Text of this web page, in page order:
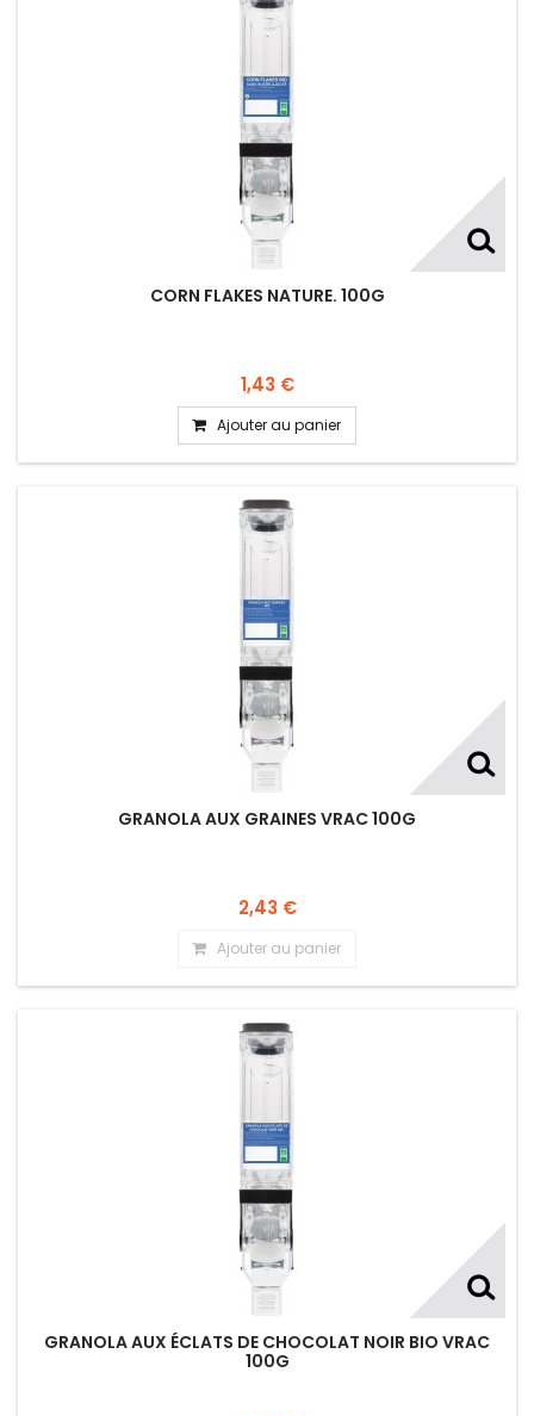
CORN FLAKES NATURE. 100G
1,43 €
Ajouter au panier
GRANOLA AUX GRAINES VRAC 100G
2,43 €
Ajouter au panier
GRANOLA AUX ÉCLATS DE CHOCOLAT NOIR BIO VRAC
100G